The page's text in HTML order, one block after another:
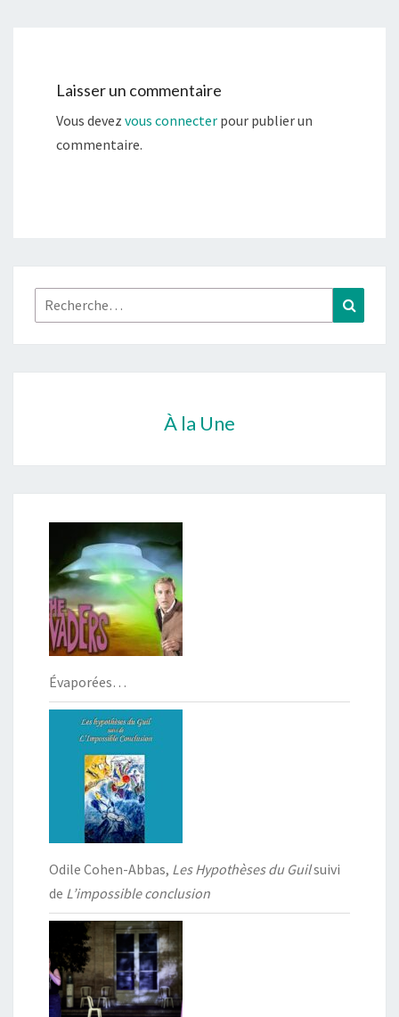
Laisser un commentaire
Vous devez vous connecter pour publier un
commentaire.
Rechercher :
À la Une
Évaporées…
Odile Cohen-Abbas, Les Hypothèses du Guilsuivi
de L’impossible conclusion